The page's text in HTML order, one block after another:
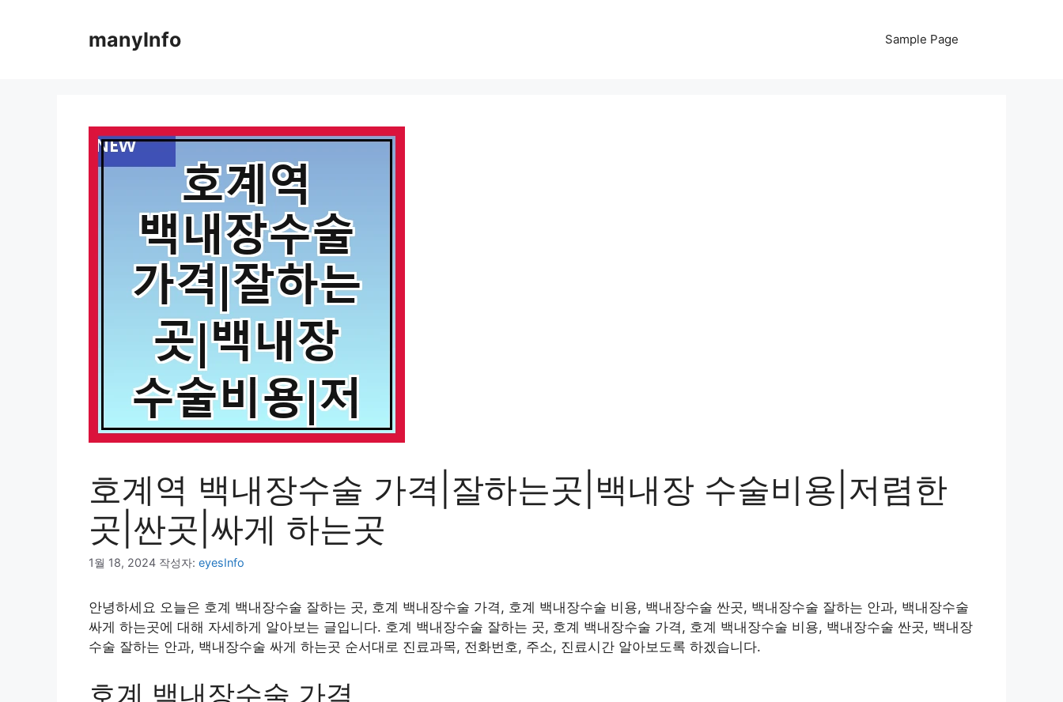
manyInfo Sample Page
호계역 백내장수술 가격|잘하는곳|백내장 수술비용|저렴한
곳|싼곳|싸게 하는곳
1월 18, 2024 작성자: eyesInfo
안녕하세요 오늘은 호계 백내장수술 잘하는 곳, 호계 백내장수술 가격, 호계 백내장수술 비용, 백내장수술 싼곳, 백내장수술 잘하는 안과, 백내장수술
싸게 하는곳에 대해 자세하게 알아보는 글입니다. 호계 백내장수술 잘하는 곳, 호계 백내장수술 가격, 호계 백내장수술 비용, 백내장수술 싼곳, 백내장
수술 잘하는 안과, 백내장수술 싸게 하는곳 순서대로 진료과목, 전화번호, 주소, 진료시간 알아보도록 하겠습니다.
호계 백내장수술 가격